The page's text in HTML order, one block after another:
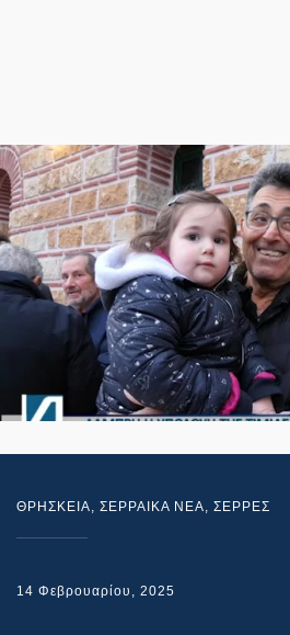
ΘΡΗΣΚΕΙΑ, ΣΕΡΡΑΙΚΑ ΝΕΑ, ΣΕΡΡΕΣ
14 Φεβρουαρίου, 2025